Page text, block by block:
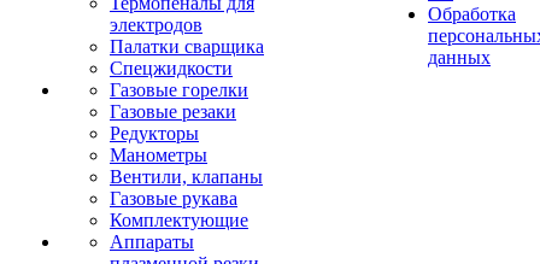
электродов
Палатки сварщика
Спецжидкости
Газовые горелки
Газовые резаки
Редукторы
Манометры
Вентили, клапаны
Газовые рукава
Комплектующие
Аппараты
Обработка
данных